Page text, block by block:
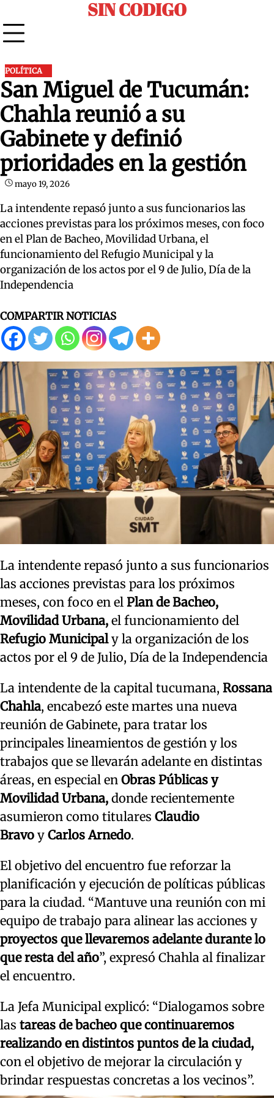
to
content
SIN CODIGO
POLÍTICA
San Miguel de Tucumán:
Chahla reunió a su
Gabinete y definió
prioridades en la gestión
mayo 19, 2026
La intendente repasó junto a sus funcionarios las
acciones previstas para los próximos meses, con foco
en el Plan de Bacheo, Movilidad Urbana, el
funcionamiento del Refugio Municipal y la
organización de los actos por el 9 de Julio, Día de la
Independencia
COMPARTIR NOTICIAS
La intendente repasó junto a sus funcionarios
las acciones previstas para los próximos
meses, con foco en el Plan de Bacheo,
Movilidad Urbana, el funcionamiento del
Refugio Municipaly la organización de los
actos por el 9 de Julio, Día de la Independencia
La intendente de la capital tucumana, Rossana
Chahla, encabezó este martes una nueva
reunión de Gabinete, para tratar los
principales lineamientos de gestión y los
trabajos que se llevarán adelante en distintas
áreas, en especial en Obras Públicas y
Movilidad Urbana, donde recientemente
asumieron como titulares Claudio
Bravo y Carlos Arnedo.
El objetivo del encuentro fue reforzar la
planificación y ejecución de políticas públicas
para la ciudad. “Mantuve una reunión con mi
equipo de trabajo para alinear las acciones y
proyectos que llevaremos adelante durante lo
que resta del año”, expresó Chahla al finalizar
el encuentro.
La Jefa Municipal explicó: “Dialogamos sobre
las tareas de bacheo que continuaremos
realizando en distintos puntos de la ciudad,
con el objetivo de mejorar la circulación y
brindar respuestas concretas a los vecinos”.